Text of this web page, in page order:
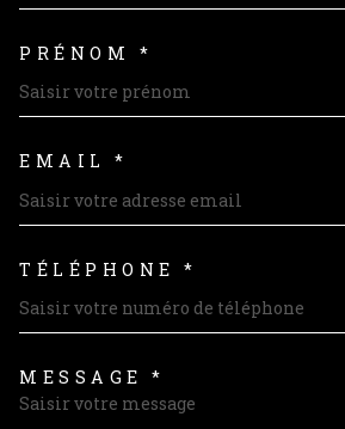
PRÉNOM *
EMAIL *
TÉLÉPHONE *
MESSAGE *